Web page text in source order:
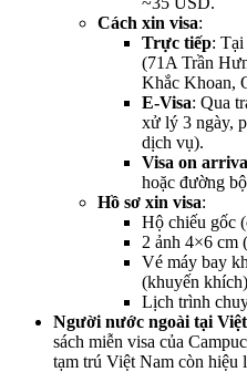
Cách xin visa:
Trực tiếp:
(71A Trần
Khắc Khoan,
E-Visa: Qua
xử lý 3 ngày,
dịch vụ).
Visa on
hoặc đường
Hồ sơ xin visa:
Hộ chiếu gốc
2 ảnh 4×6 cm
Vé máy bay
(khuyến
Lịch trình
Người nước ngoài tại
sách miễn visa của
tạm trú Việt Nam còn hiệu